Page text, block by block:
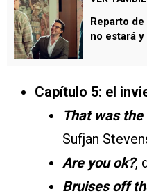
Reparto
no estará
Capítulo 5: el
That was
Sufjan
Are you ok?,
Bruises off